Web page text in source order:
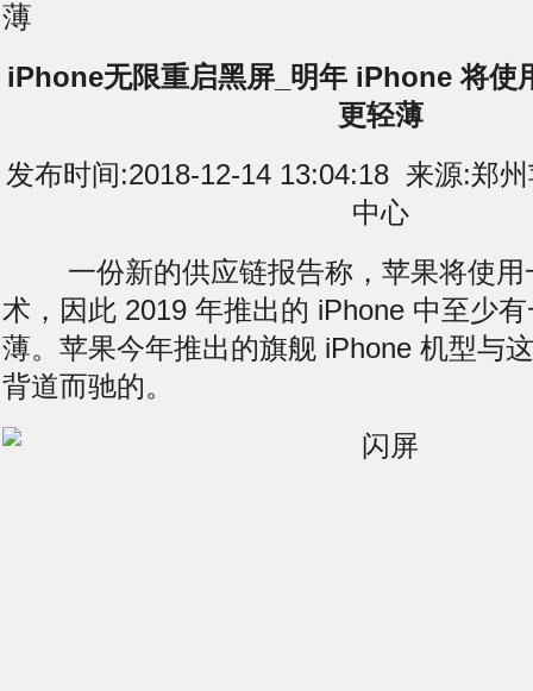
薄
iPhone无限重启黑屏_明年 iPhone 将使
更轻薄
发布时间:2018-12-14 13:04:18 来源:郑
中心
一份新的供应链报告称，苹果将使用
术，因此 2019 年推出的 iPhone 中至少
薄。苹果今年推出的旗舰 iPhone 机型与
背道而驰的。